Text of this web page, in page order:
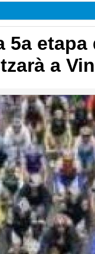
5a etapa
a